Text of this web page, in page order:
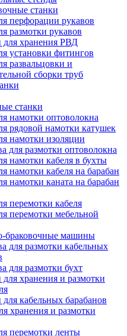
станки
перфорации рукавов
размотки рукавов
для хранения РВД
установки фитингов
развальцовки и
сборки труб
станки
намотки оптоволокна
рядовой намотки катушек
намотки изоляции
для размотки оптоволокна
намотки кабеля в бухты
намотки кабеля на барабан
намотки каната на барабан
перемотки кабеля
перемотки мебельной
браковочные машины
для размотки кабельных
для размотки бухт
хранения и размотки
кабельных барабанов
хранения и размотки
перемотки ленты